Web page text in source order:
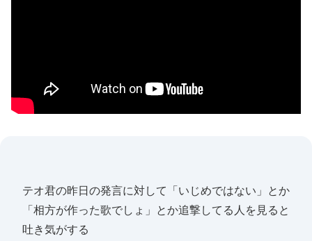
テオ君の昨日の発言に対して「いじめではない」とか
「相方が作った歌でしょ」とか追撃してる人を見ると
吐き気がする